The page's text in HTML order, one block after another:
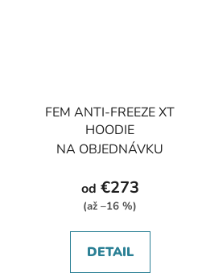
FEM ANTI-FREEZE XT
HOODIE
NA OBJEDNÁVKU
od €273
(až –16 %)
DETAIL